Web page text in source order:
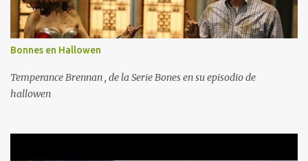
Bonnes en Hallowen
Temperance Brennan , de la Serie Bones en su episodio de
hallowen